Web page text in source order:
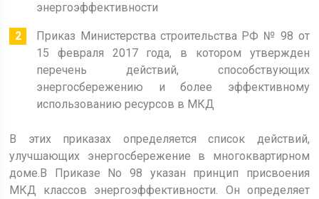
энергоэффективности
Приказ Министерства строительства РФ № 98 от
15 февраля 2017 года, в котором утвержден
перечень действий, способствующих
энергосбережению и более эффективному
использованию ресурсов в МКД
В этих приказах определяется список действий,
улучшающих энергосбережение в многоквартирном
доме.В Приказе No 98 указан принцип присвоения
МКД классов энергоэффективности. Он определяет